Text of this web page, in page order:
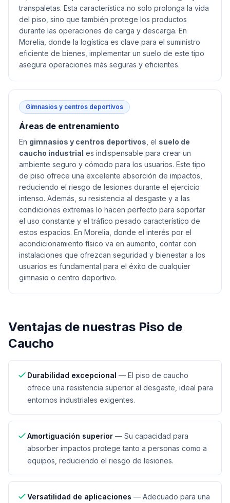
transpaletas. Esta característica no solo prolonga la vida
del piso, sino que también protege los productos
durante las operaciones de carga y descarga. En
Morelia, donde la logística es clave para el suministro
eficiente de bienes, implementar un suelo de este tipo
asegura operaciones más seguras y eficientes.
Gimnasios y centros deportivos
Áreas de entrenamiento
En gimnasios y centros deportivos , el suelo de
caucho industrial es indispensable para crear un
ambiente seguro y cómodo para los usuarios. Este tipo
de piso ofrece una excelente absorción de impactos,
reduciendo el riesgo de lesiones durante el ejercicio
intenso. Además, su resistencia al desgaste y a las
condiciones extremas lo hacen perfecto para soportar
el uso constante y el tráfico pesado característico de
estos espacios. En Morelia, donde el interés por el
acondicionamiento físico va en aumento, contar con
instalaciones que ofrezcan seguridad y bienestar a los
usuarios es fundamental para el éxito de cualquier
gimnasio o centro deportivo.
Ventajas de nuestras Piso de
Caucho
Durabilidad excepcional — El piso de caucho
ofrece una resistencia superior al desgaste, ideal para
entornos industriales exigentes.
Amortiguación superior — Su capacidad para
absorber impactos protege tanto a personas como a
equipos, reduciendo el riesgo de lesiones.
Versatilidad de aplicaciones — Adecuado para una